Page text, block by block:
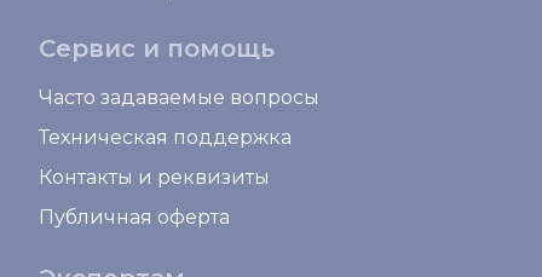
Сервис и помощь
Часто задаваемые вопросы
Техническая поддержка
Контакты и реквизиты
Публичная оферта